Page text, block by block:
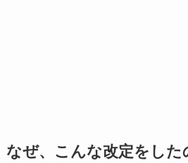
なぜ、こんな改定をした